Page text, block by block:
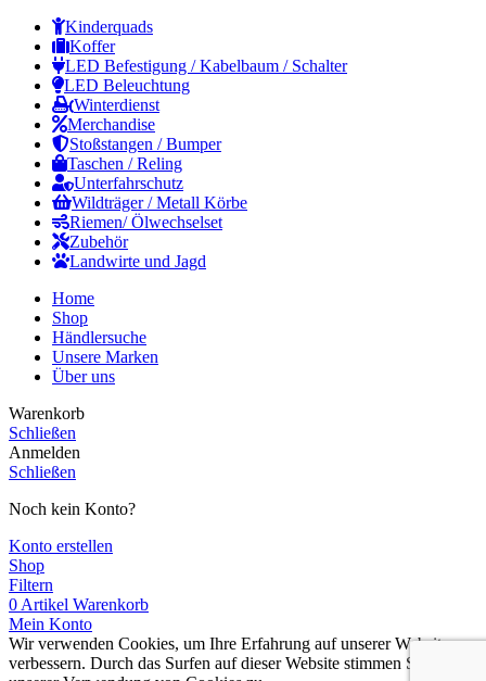
Kinderquads
Koffer
LED Befestigung / Kabelbaum / Schalter
LED Beleuchtung
Winterdienst
Merchandise
Stoßstangen / Bumper
Taschen / Reling
Unterfahrschutz
Wildträger / Metall Körbe
Riemen/ Ölwechselset
Zubehör
Landwirte und Jagd
Home
Shop
Händlersuche
Unsere Marken
Über uns
Warenkorb
Schließen
Anmelden
Schließen
Noch kein Konto?
Konto erstellen
Shop
Filtern
0 Artikel Warenkorb
Mein Konto
Wir verwenden Cookies, um Ihre Erfahrung auf unserer Website zu
verbessern. Durch das Surfen auf dieser Website stimmen Sie